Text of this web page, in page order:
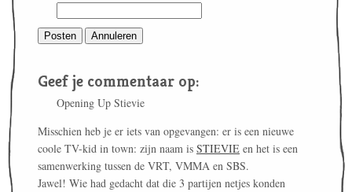
Geef je commentaar op:
Opening Up Stievie
Misschien heb je er iets van opgevangen: er is een nieuwe
coole TV-kid in town: zijn naam is STIEVIE en het is een
samenwerking tussen de VRT, VMMA en SBS.
Jawel! Wie had gedacht dat die 3 partijen netjes konden